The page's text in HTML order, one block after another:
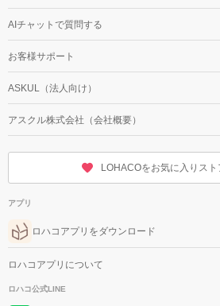
AIチャットで質問する
お客様サポート
ASKUL（法人向け）
アスクル株式会社（会社概要）
LOHACOをお気に入りス
アプリ
ロハコアプリをダウンロード
ロハコアプリについて
ロハコ公式LINE